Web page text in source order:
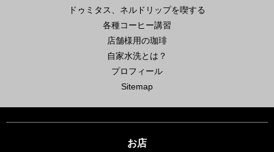
ドゥミタス、ネルドリップを喫する
各種コーヒー講習
店舗様用の珈琲
自家水洗とは？
プロフィール
Sitemap
お店